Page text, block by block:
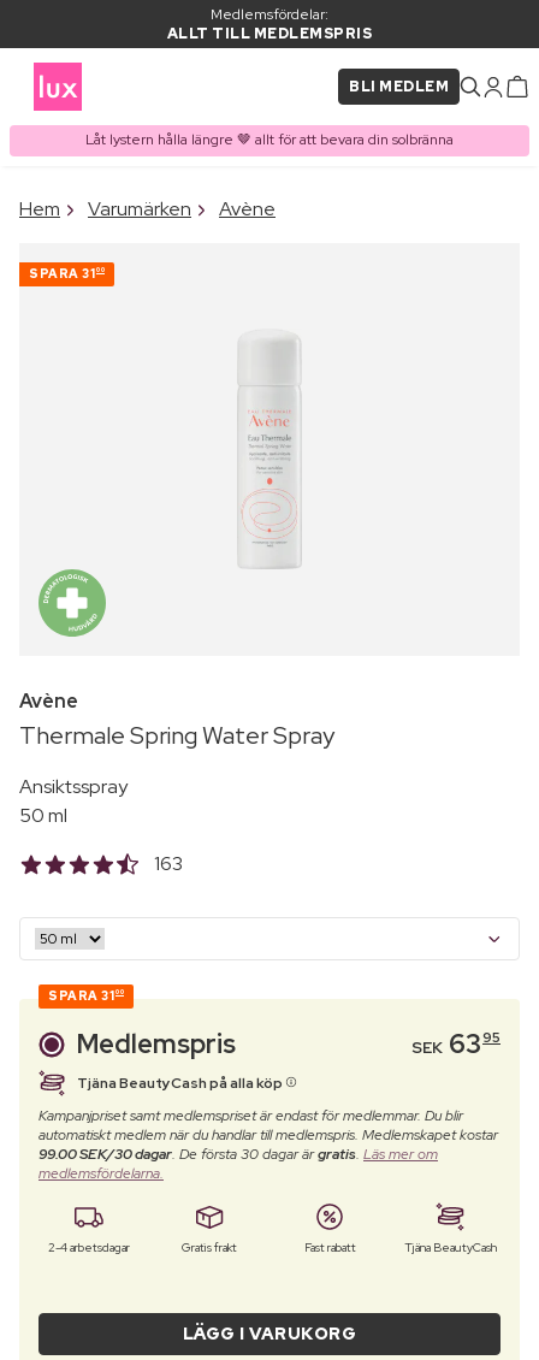
Medlemsfördelar:
ALLT TILL MEDLEMSPRIS
BLI MEDLEM
Låt lystern hålla längre 🤎 allt för att bevara din solbränna
PRODUKT I VARUKORGEN
Hem Varumärken Avène
SPARA 3100
Avène
Thermale Spring Water Spray
Ansiktsspray
50 ml
163
SPARA 3100
Medlemspris SEK 6395
Tjäna BeautyCash på alla köp
Kampanjpriset samt medlemspriset är endast för medlemmar. Du blir
automatiskt medlem när du handlar till medlemspris. Medlemskapet kostar
99.00 SEK/30 dagar. De första 30 dagar ärgratis. Läs mer om
medlemsfördelarna.
2-4 arbetsdagar Gratis frakt Fast rabatt Tjäna BeautyCash
LÄGG I VARUKORG